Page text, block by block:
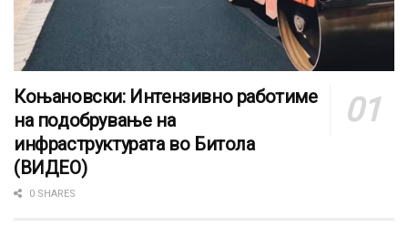
Коњановски: Интензивно работиме
на подобрување на
инфраструктурата во Битола
(ВИДЕО)
0 SHARES